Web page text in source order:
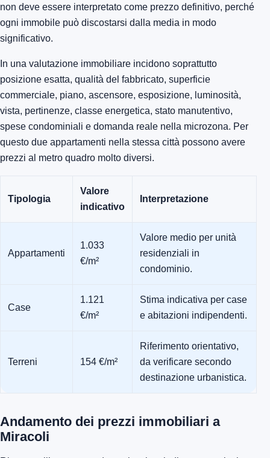
non deve essere interpretato come prezzo definitivo, perché
ogni immobile può discostarsi dalla media in modo
significativo.
In una valutazione immobiliare incidono soprattutto
posizione esatta, qualità del fabbricato, superficie
commerciale, piano, ascensore, esposizione, luminosità,
vista, pertinenze, classe energetica, stato manutentivo,
spese condominiali e domanda reale nella microzona. Per
questo due appartamenti nella stessa città possono avere
prezzi al metro quadro molto diversi.
Tipologia
Valore
indicativo
Interpretazione
Appartamenti
1.033
€/m²
Valore medio per unità
residenziali in
condominio.
Case
1.121
€/m²
Stima indicativa per case
e abitazioni indipendenti.
Terreni 154 €/m²
Riferimento orientativo,
da verificare secondo
destinazione urbanistica.
Andamento dei prezzi immobiliari a
Miracoli